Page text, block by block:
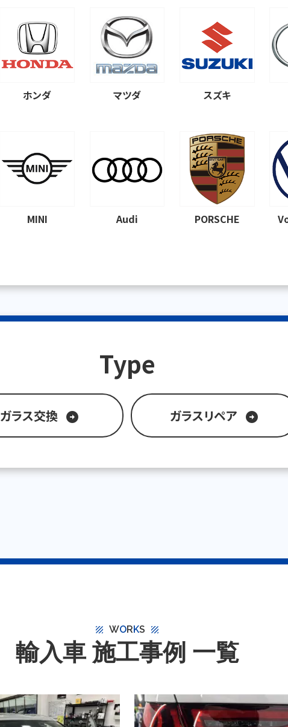
ホンダ マツダ スズキ
MINI Audi PORSCHE
Type
ガラス交換 arrow_circle_right ガラスリペア arrow_circle_right
texture WORKS texture
輸入車 施工事例 一覧